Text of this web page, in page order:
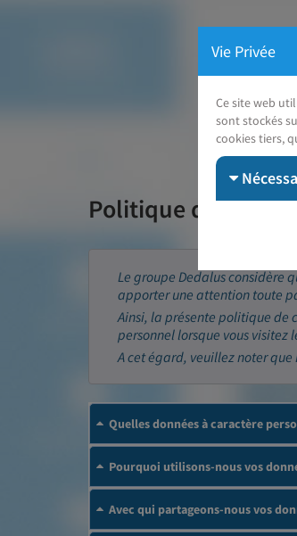
Politique de
Le groupe Dedalus considère
apporter une attention toute
Ainsi, la présente politique de
personnel lorsque vous
A cet égard, veuillez noter
Quelles données à caractère
Pourquoi utilisons-nous vos
Avec qui partageons-nous vos
Vie Privée
Ce site web
sont stockés
cookies tiers,